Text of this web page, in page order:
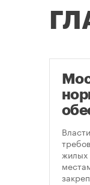
жилых